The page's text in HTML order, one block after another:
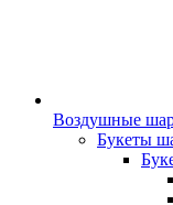
Воздушные
Букеты